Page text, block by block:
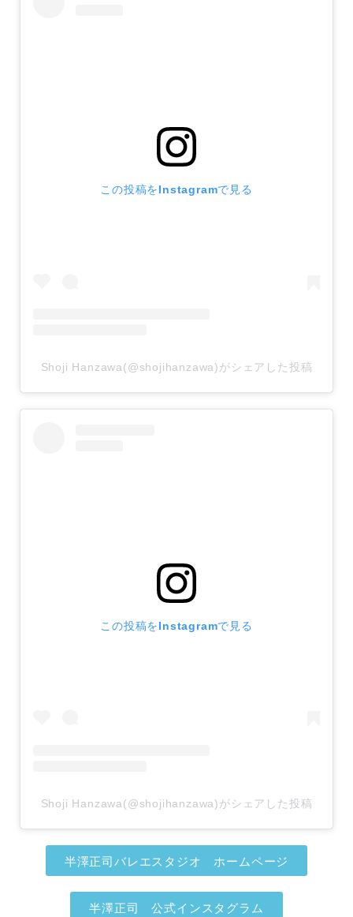
この投稿をInstagramで見る
Shoji Hanzawa(@shojihanzawa)がシェアした投稿
この投稿をInstagramで見る
Shoji Hanzawa(@shojihanzawa)がシェアした投稿
半澤正司バレエスタジオ ホームページ
半澤正司 公式インスタグラム